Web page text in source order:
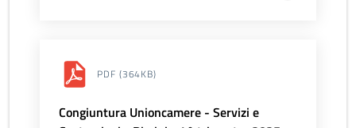
PDF (364KB)
Congiuntura Unioncamere - Servizi e